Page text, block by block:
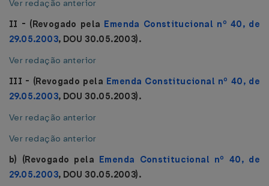
Ver redação anterior
II - (Revogado pela Emenda Constitucional nº 40, de
29.05.2003, DOU 30.05.2003).
Ver redação anterior
III - (Revogado pela Emenda Constitucional nº 40, de
29.05.2003, DOU 30.05.2003).
Ver redação anterior
Ver redação anterior
b) (Revogado pela Emenda Constitucional nº 40, de
29.05.2003, DOU 30.05.2003).